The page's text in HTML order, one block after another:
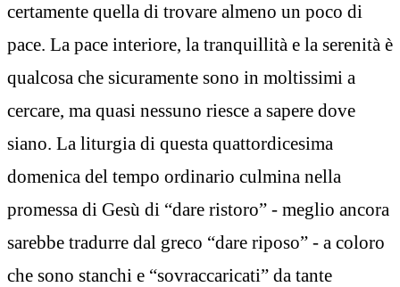
certamente quella di trovare almeno un poco di
pace. La pace interiore, la tranquillità e la serenità è
qualcosa che sicuramente sono in moltissimi a
cercare, ma quasi nessuno riesce a sapere dove
siano. La liturgia di questa quattordicesima
domenica del tempo ordinario culmina nella
promessa di Gesù di “dare ristoro” - meglio ancora
sarebbe tradurre dal greco “dare riposo” - a coloro
che sono stanchi e “sovraccaricati” da tante